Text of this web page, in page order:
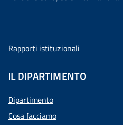
Rapporti istituzionali
IL DIPARTIMENTO
Dipartimento
Cosa facciamo